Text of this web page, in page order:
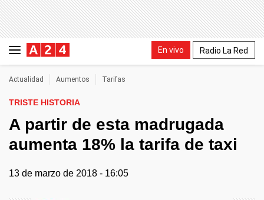
En vivo Radio La Red
Actualidad Aumentos Tarifas
TRISTE HISTORIA
A partir de esta madrugada
aumenta 18% la tarifa de taxi
13 de marzo de 2018 - 16:05